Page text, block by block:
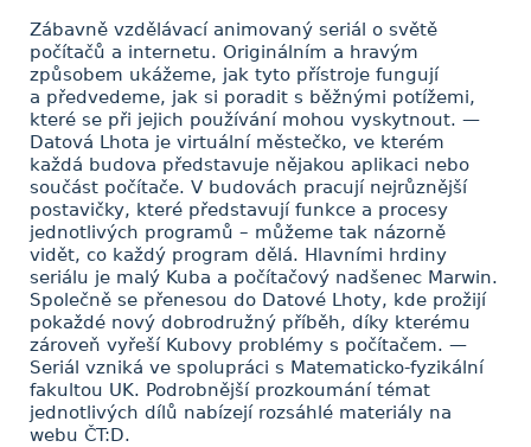
Zábavně vzdělávací animovaný seriál o světě
počítačů a internetu. Originálním a hravým
způsobem ukážeme, jak tyto přístroje fungují
a předvedeme, jak si poradit s běžnými potížemi,
které se při jejich používání mohou vyskytnout. —
Datová Lhota je virtuální městečko, ve kterém
každá budova představuje nějakou aplikaci nebo
součást počítače. V budovách pracují nejrůznější
postavičky, které představují funkce a procesy
jednotlivých programů – můžeme tak názorně
vidět, co každý program dělá. Hlavními hrdiny
seriálu je malý Kuba a počítačový nadšenec Marwin.
Společně se přenesou do Datové Lhoty, kde prožijí
pokaždé nový dobrodružný příběh, díky kterému
zároveň vyřeší Kubovy problémy s počítačem. —
Seriál vzniká ve spolupráci s Matematicko-fyzikální
fakultou UK. Podrobnější prozkoumání témat
jednotlivých dílů nabízejí rozsáhlé materiály na
webu ČT:D.